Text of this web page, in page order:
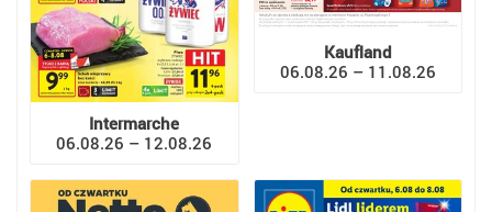
Intermarche
06.08.26 – 12.08.26
Kaufland
06.08.26 – 11.08.26